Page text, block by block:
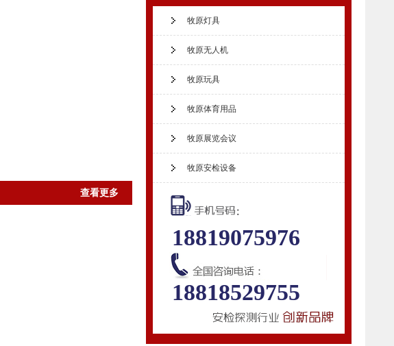
查看更多
牧原灯具
牧原无人机
牧原玩具
牧原体育用品
牧原展览会议
牧原安检设备
18819075976
18818529755